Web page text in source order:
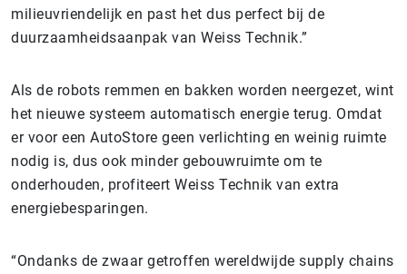
milieuvriendelijk en past het dus perfect bij de
duurzaamheidsaanpak van Weiss Technik.”
Als de robots remmen en bakken worden neergezet, wint
het nieuwe systeem automatisch energie terug. Omdat
er voor een AutoStore geen verlichting en weinig ruimte
nodig is, dus ook minder gebouwruimte om te
onderhouden, profiteert Weiss Technik van extra
energiebesparingen.
“Ondanks de zwaar getroffen wereldwijde supply chains